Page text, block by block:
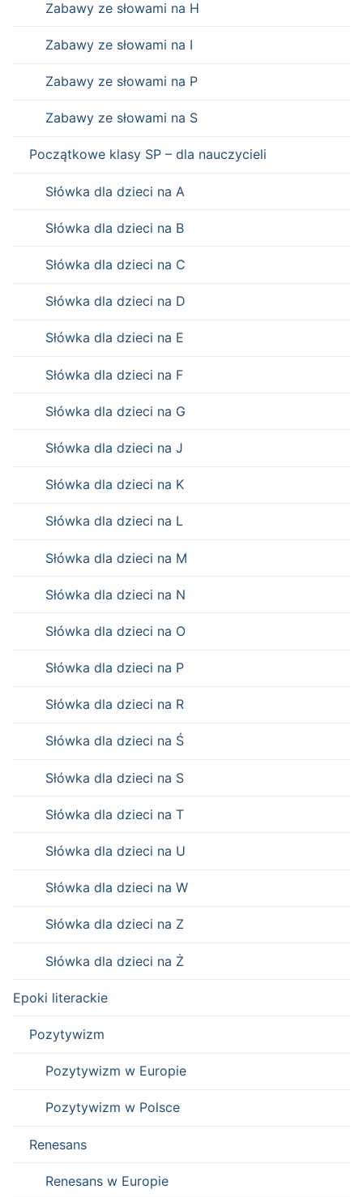
Zabawy ze słowami na H
Zabawy ze słowami na I
Zabawy ze słowami na P
Zabawy ze słowami na S
Początkowe klasy SP – dla nauczycieli
Słówka dla dzieci na A
Słówka dla dzieci na B
Słówka dla dzieci na C
Słówka dla dzieci na D
Słówka dla dzieci na E
Słówka dla dzieci na F
Słówka dla dzieci na G
Słówka dla dzieci na J
Słówka dla dzieci na K
Słówka dla dzieci na L
Słówka dla dzieci na M
Słówka dla dzieci na N
Słówka dla dzieci na O
Słówka dla dzieci na P
Słówka dla dzieci na R
Słówka dla dzieci na Ś
Słówka dla dzieci na S
Słówka dla dzieci na T
Słówka dla dzieci na U
Słówka dla dzieci na W
Słówka dla dzieci na Z
Słówka dla dzieci na Ż
Epoki literackie
Pozytywizm
Pozytywizm w Europie
Pozytywizm w Polsce
Renesans
Renesans w Europie